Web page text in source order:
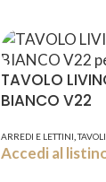
TAVOLO
BIANCO V22
ARREDI E LETTINI
Accedi al